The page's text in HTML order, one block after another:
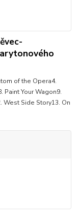
of the Opera4.
Paint Your Wagon9.
West Side Story13. On